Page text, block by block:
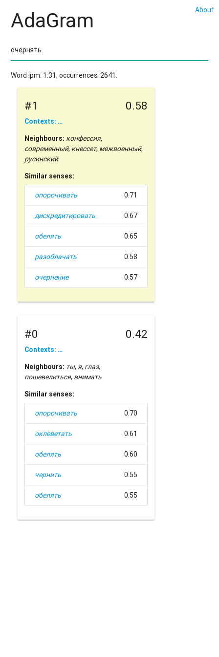
About
AdaGram
Word ipm: 1.31, occurrences: 2641.
#1 0.58
Contexts: …
Neighbours: конфессия,
современный, кнессет, межвоенный,
русинский
Similar senses:
опорочивать 0.71
дискредитировать 0.67
обелять 0.65
разоблачать 0.58
очернение 0.57
#0 0.42
Contexts: …
Neighbours: ты,я, глаз,
пошевелиться, внимать
Similar senses:
опорочивать 0.70
оклеветать 0.61
обелять 0.60
чернить 0.55
обелять 0.55